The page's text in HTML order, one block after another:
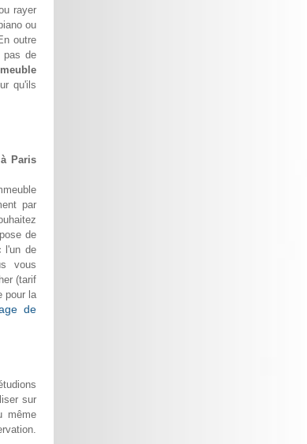
rayer
ou
outre
pas de
qu'ils
à Paris
par
de
l'un de
vous
(tarif
pour la
de
sur
même